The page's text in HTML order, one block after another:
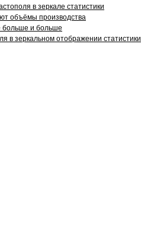
в зеркале статистики
объёмы производства
больше и больше
в зеркальном отображении статистики